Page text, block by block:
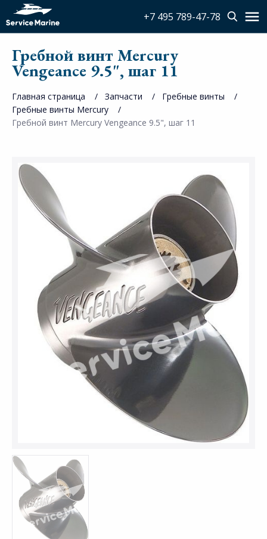
+7 495 789-47-78
Гребной винт Mercury
Vengeance 9.5", шаг 11
Главная страница Запчасти
Гребные винты
Гребные винты Mercury
Гребной винт Mercury Vengeance 9.5", шаг 11